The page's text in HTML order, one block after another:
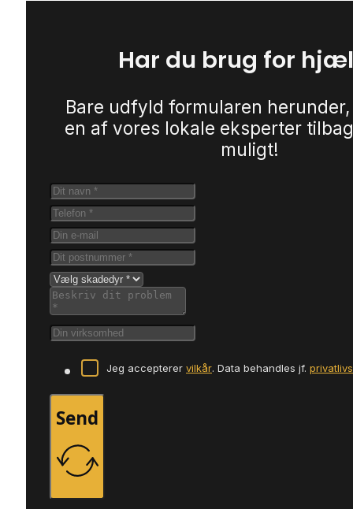
Har du brug for
Bare udfyld formularen
en af vores lokale eksperter
muligt!
Jeg accepterer vilkår. Data behandles jf.
Send